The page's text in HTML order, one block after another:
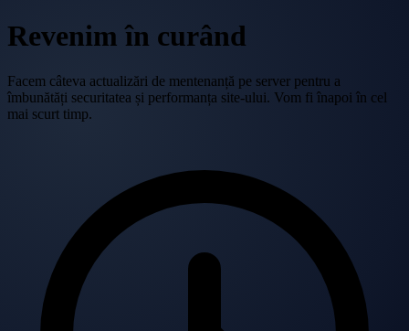
Revenim în curând
Facem câteva actualizări de mentenanță pe server pentru a
îmbunătăți securitatea și performanța site-ului. Vom fi înapoi în cel
mai scurt timp.